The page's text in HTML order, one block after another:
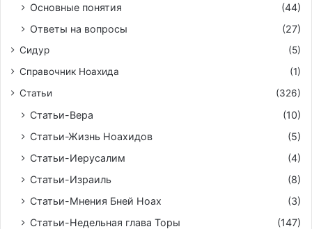
Основные понятия
(44)
Ответы на вопросы
(27)
Сидур
(5)
Справочник Ноахида
(1)
Статьи
(326)
Статьи-Вера
(10)
Статьи-Жизнь Ноахидов
(5)
Статьи-Иерусалим
(4)
Статьи-Израиль
(8)
Статьи-Мнения Бней Ноах
(3)
Статьи-Недельная глава Торы
(147)